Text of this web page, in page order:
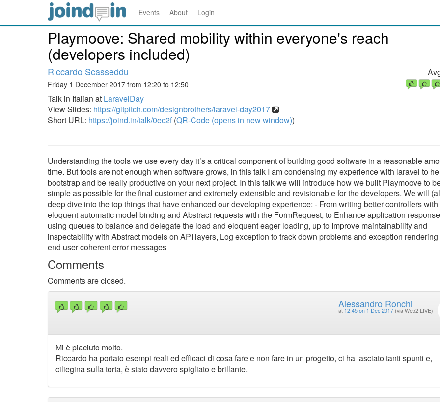
Events About Login
Playmoove: Shared mobility within everyone's reach
(developers included)
Riccardo Scasseddu
Friday 1 December 2017 from 12:20 to 12:50
Talk in Italian at LaravelDay
View Slides: https://gitpitch.com/designbrothers/laravel-day2017
Short URL: https://joind.in/talk/0ec2f (QR-Code (opens in new window))
Understanding the tools we use every day it’s a critical component of building good software in a reasonable
time. But tools are not enough when software grows, in this talk I am condensing my experience with laravel to
bootstrap and be really productive on your next project. In this talk we will introduce how we built Playmoove to
simple as possible for the final customer and extremely extensible and revisionable for the developers. We will
deep dive into the top things that have enhanced our developing experience: - From writing better controllers with
eloquent automatic model binding and Abstract requests with the FormRequest, to Enhance application
using queues to balance and delegate the load and eloquent eager loading, up to Improve maintainability and
inspectability with Abstract models on API layers, ‎Log exception to track down problems and exception
end user coherent error messages
Comments
Comments are closed.
Alessandro Ronchi
at 12:45 on 1 Dec 2017 (via Web2 LIVE)
Mi è piaciuto molto.
Riccardo ha portato esempi reali ed efficaci di cosa fare e non fare in un progetto, ci ha lasciato tanti spunti e,
ciliegina sulla torta, è stato davvero spigliato e brillante.